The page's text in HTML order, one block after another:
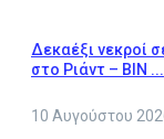
Δεκαέξι νεκροί
στο Ριάντ – ΒΙΝ ...
10 Αυγούστου